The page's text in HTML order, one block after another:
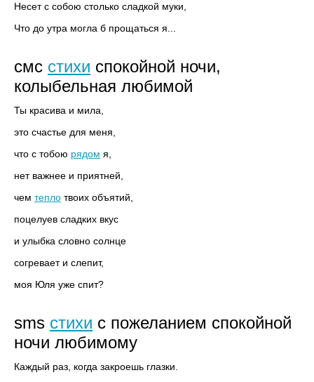
Несет с собою столько сладкой муки,
Что до утра могла б прощаться я...
смс стихи спокойной ночи,
колыбельная любимой
Ты красива и мила,
это счастье для меня,
что с тобою рядом я,
нет важнее и приятней,
чем тепло твоих объятий,
поцелуев сладких вкус
и улыбка словно солнце
согревает и слепит,
моя Юля уже спит?
sms стихи с пожеланием спокойной
ночи любимому
Каждый раз, когда закроешь глазки.